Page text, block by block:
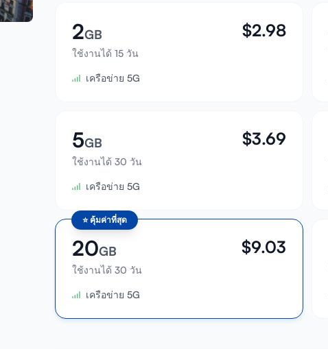
2GB
ใช้งานได้ 15 วัน
$2.98
เครือข่าย 5G
5GB
ใช้งานได้ 30 วัน
$3.69
เครือข่าย 5G
⭐ คุ้มค่าที่สุด
20GB
ใช้งานได้ 30 วัน
$9.03
เครือข่าย 5G